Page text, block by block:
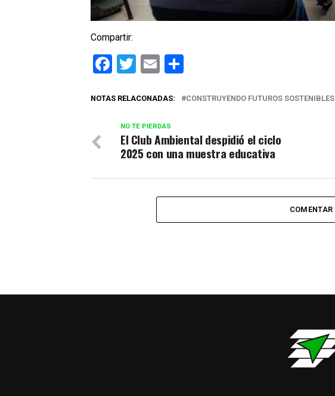
Compartir:
Facebook
Twitter
Email
NOTAS RELACONADAS: CONSTRUYENDO FUTUROS SOSTENIBLES
NO TE PIERDAS
El Club Ambiental despidió el ciclo
2025 con una muestra educativa
COMENTAR